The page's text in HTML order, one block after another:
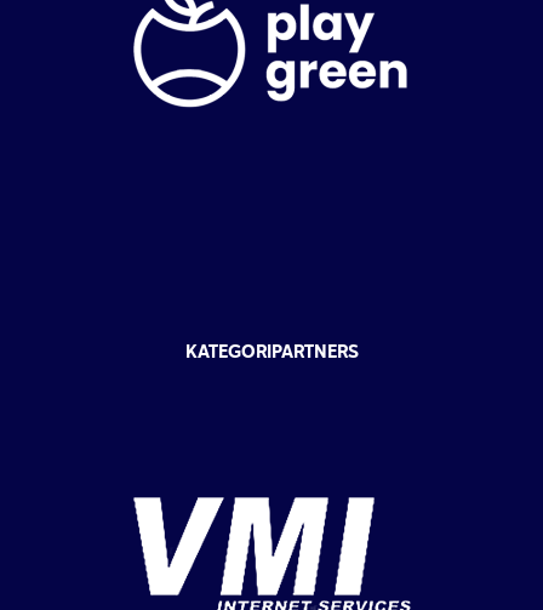
KATEGORIPARTNERS